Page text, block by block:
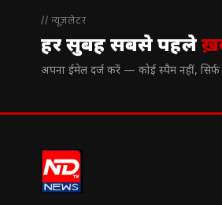
// न्यूज़लेटर
हर सुबह सबसे पहले
अपना ईमेल दर्ज करें — कोई स्पैम नहीं,